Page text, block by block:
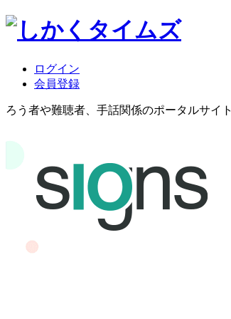
ログイン
会員登録
ろう者や難聴者、手話関係のポータルサイト